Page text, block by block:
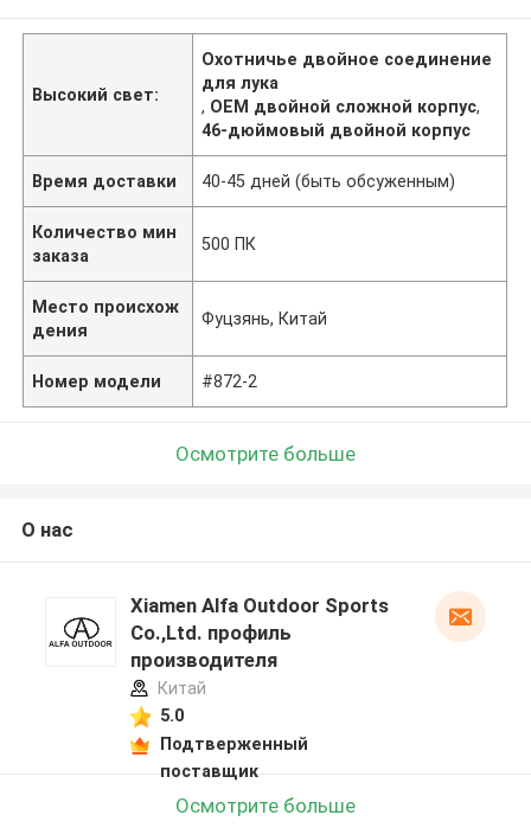
Высокий свет:
Охотничье двойное соединение
для лука
, OEM двойной сложной корпус,
46-дюймовый двойной корпус
Время доставки 40-45 дней (быть обсуженным)
Количество мин
заказа
500 ПК
Место происхож
дения
Фуцзянь, Китай
Номер модели #872-2
Осмотрите больше
О нас
Xiamen Alfa Outdoor Sports
Co.,Ltd. профиль
производителя
Китай
5.0
Подтверженный
поставщик
Осмотрите больше